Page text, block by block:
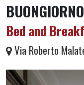
Bed and
Via Roberto